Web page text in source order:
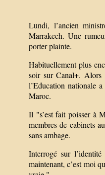
Lundi, l’ancien
Marrakech. Une
porter plainte.
Habituellement plus
soir sur Canal+. Alors
l’Education nationale
Maroc.
Il "s’est fait poisser à
membres de cabinets
sans ambage.
Interrogé sur
maintenant, c’est moi